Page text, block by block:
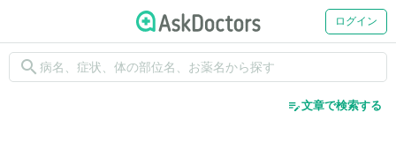
ログイン
search
edit_note文章で検索する